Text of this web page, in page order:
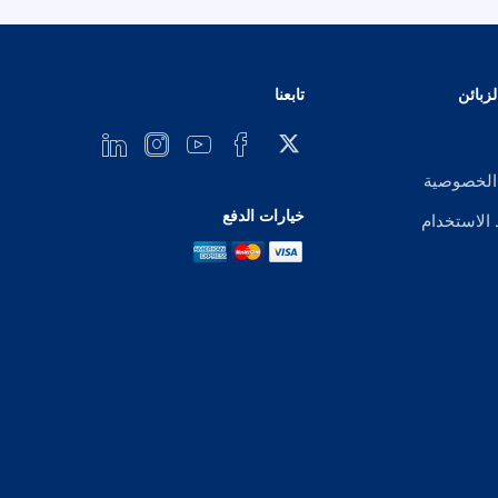
الخصوصية
تابعنا
خيارات الدفع